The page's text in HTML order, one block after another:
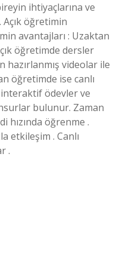
ihtiyaçlarına ve
öğretimin
avantajları : Uzaktan
öğretimde dersler
hazırlanmış videolar ile
öğretimde ise canlı
ödevler ve
bulunur. Zaman
hızında öğrenme .
etkileşim . Canlı
.